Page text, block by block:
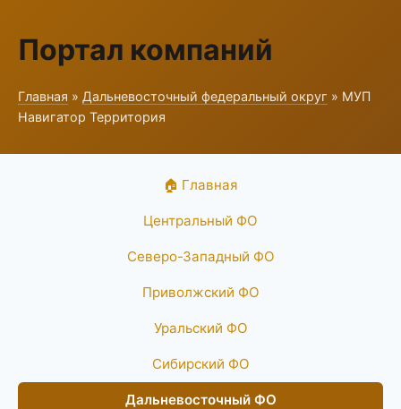
Портал компаний
Главная » Дальневосточный федеральный округ » МУП
Навигатор Территория
🏠 Главная
Центральный ФО
Северо-Западный ФО
Приволжский ФО
Уральский ФО
Сибирский ФО
Дальневосточный ФО